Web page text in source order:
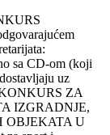
sa CD-om (koji
uz
KONKURS ZA
IZGRADNJE,
OBJEKATA U